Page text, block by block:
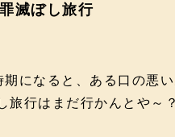
滅ぼし旅行
になると、ある口の悪
旅行はまだ行かんとや